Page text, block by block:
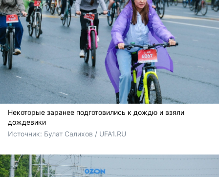
Некоторые заранее подготовились к дождю и взяли
дождевики
Источник: Булат Салихов / UFA1.RU